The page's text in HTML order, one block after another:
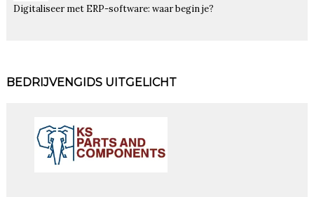
Digitaliseer met ERP-software: waar begin je?
BEDRIJVENGIDS UITGELICHT